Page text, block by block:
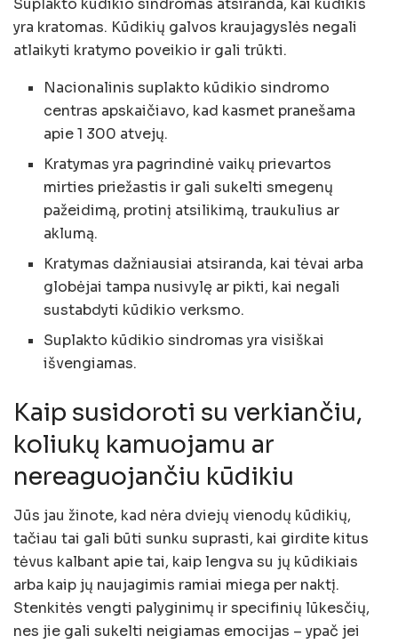
Suplakto kūdikio sindromas atsiranda, kai kūdikis
yra kratomas. Kūdikių galvos kraujagyslės negali
atlaikyti kratymo poveikio ir gali trūkti.
Nacionalinis suplakto kūdikio sindromo
centras apskaičiavo, kad kasmet pranešama
apie 1 300 atvejų.
Kratymas yra pagrindinė vaikų prievartos
mirties priežastis ir gali sukelti smegenų
pažeidimą, protinį atsilikimą, traukulius ar
aklumą.
Kratymas dažniausiai atsiranda, kai tėvai arba
globėjai tampa nusivylę ar pikti, kai negali
sustabdyti kūdikio verksmo.
Suplakto kūdikio sindromas yra visiškai
išvengiamas.
Kaip susidoroti su verkiančiu,
koliukų kamuojamu ar
nereaguojančiu kūdikiu
Jūs jau žinote, kad nėra dviejų vienodų kūdikių,
tačiau tai gali būti sunku suprasti, kai girdite kitus
tėvus kalbant apie tai, kaip lengva su jų kūdikiais
arba kaip jų naujagimis ramiai miega per naktį.
Stenkitės vengti palyginimų ir specifinių lūkesčių,
nes jie gali sukelti neigiamas emocijas – ypač jei